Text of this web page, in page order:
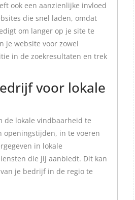
ook een aanzienlijke invloed
die snel laden, omdat
om langer op je site te
je website voor zowel
in de zoekresultaten en trek
voor lokale
de lokale vindbaarheid te
openingstijden, in te voeren
in lokale
die jij aanbiedt. Dit kan
je bedrijf in de regio te